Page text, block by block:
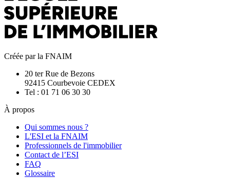
Créée par la FNAIM
20 ter Rue de Bezons
92415 Courbevoie CEDEX
Tel : 01 71 06 30 30
À propos
Qui sommes nous ?
L'ESI et la FNAIM
Professionnels de l'immobilier
Contact de l’ESI
FAQ
Glossaire